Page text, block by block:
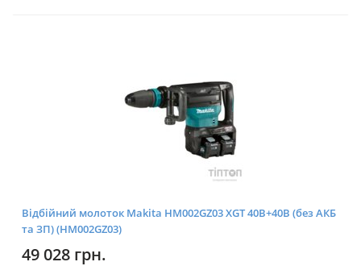
Відбійний молоток Makita HM002GZ03 XGT 40В+40В (без АКБ
та ЗП) (HM002GZ03)
49 028 грн.